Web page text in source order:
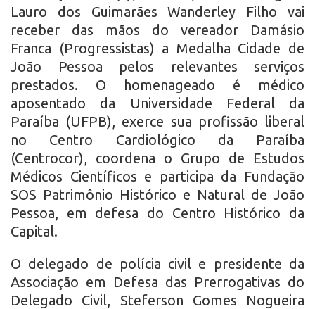
Lauro dos Guimarães Wanderley Filho vai
receber das mãos do vereador Damásio
Franca (Progressistas) a Medalha Cidade de
João Pessoa pelos relevantes serviços
prestados. O homenageado é médico
aposentado da Universidade Federal da
Paraíba (UFPB), exerce sua profissão liberal
no Centro Cardiológico da Paraíba
(Centrocor), coordena o Grupo de Estudos
Médicos Científicos e participa da Fundação
SOS Patrimônio Histórico e Natural de João
Pessoa, em defesa do Centro Histórico da
Capital.
O delegado de polícia civil e presidente da
Associação em Defesa das Prerrogativas do
Delegado Civil, Steferson Gomes Nogueira